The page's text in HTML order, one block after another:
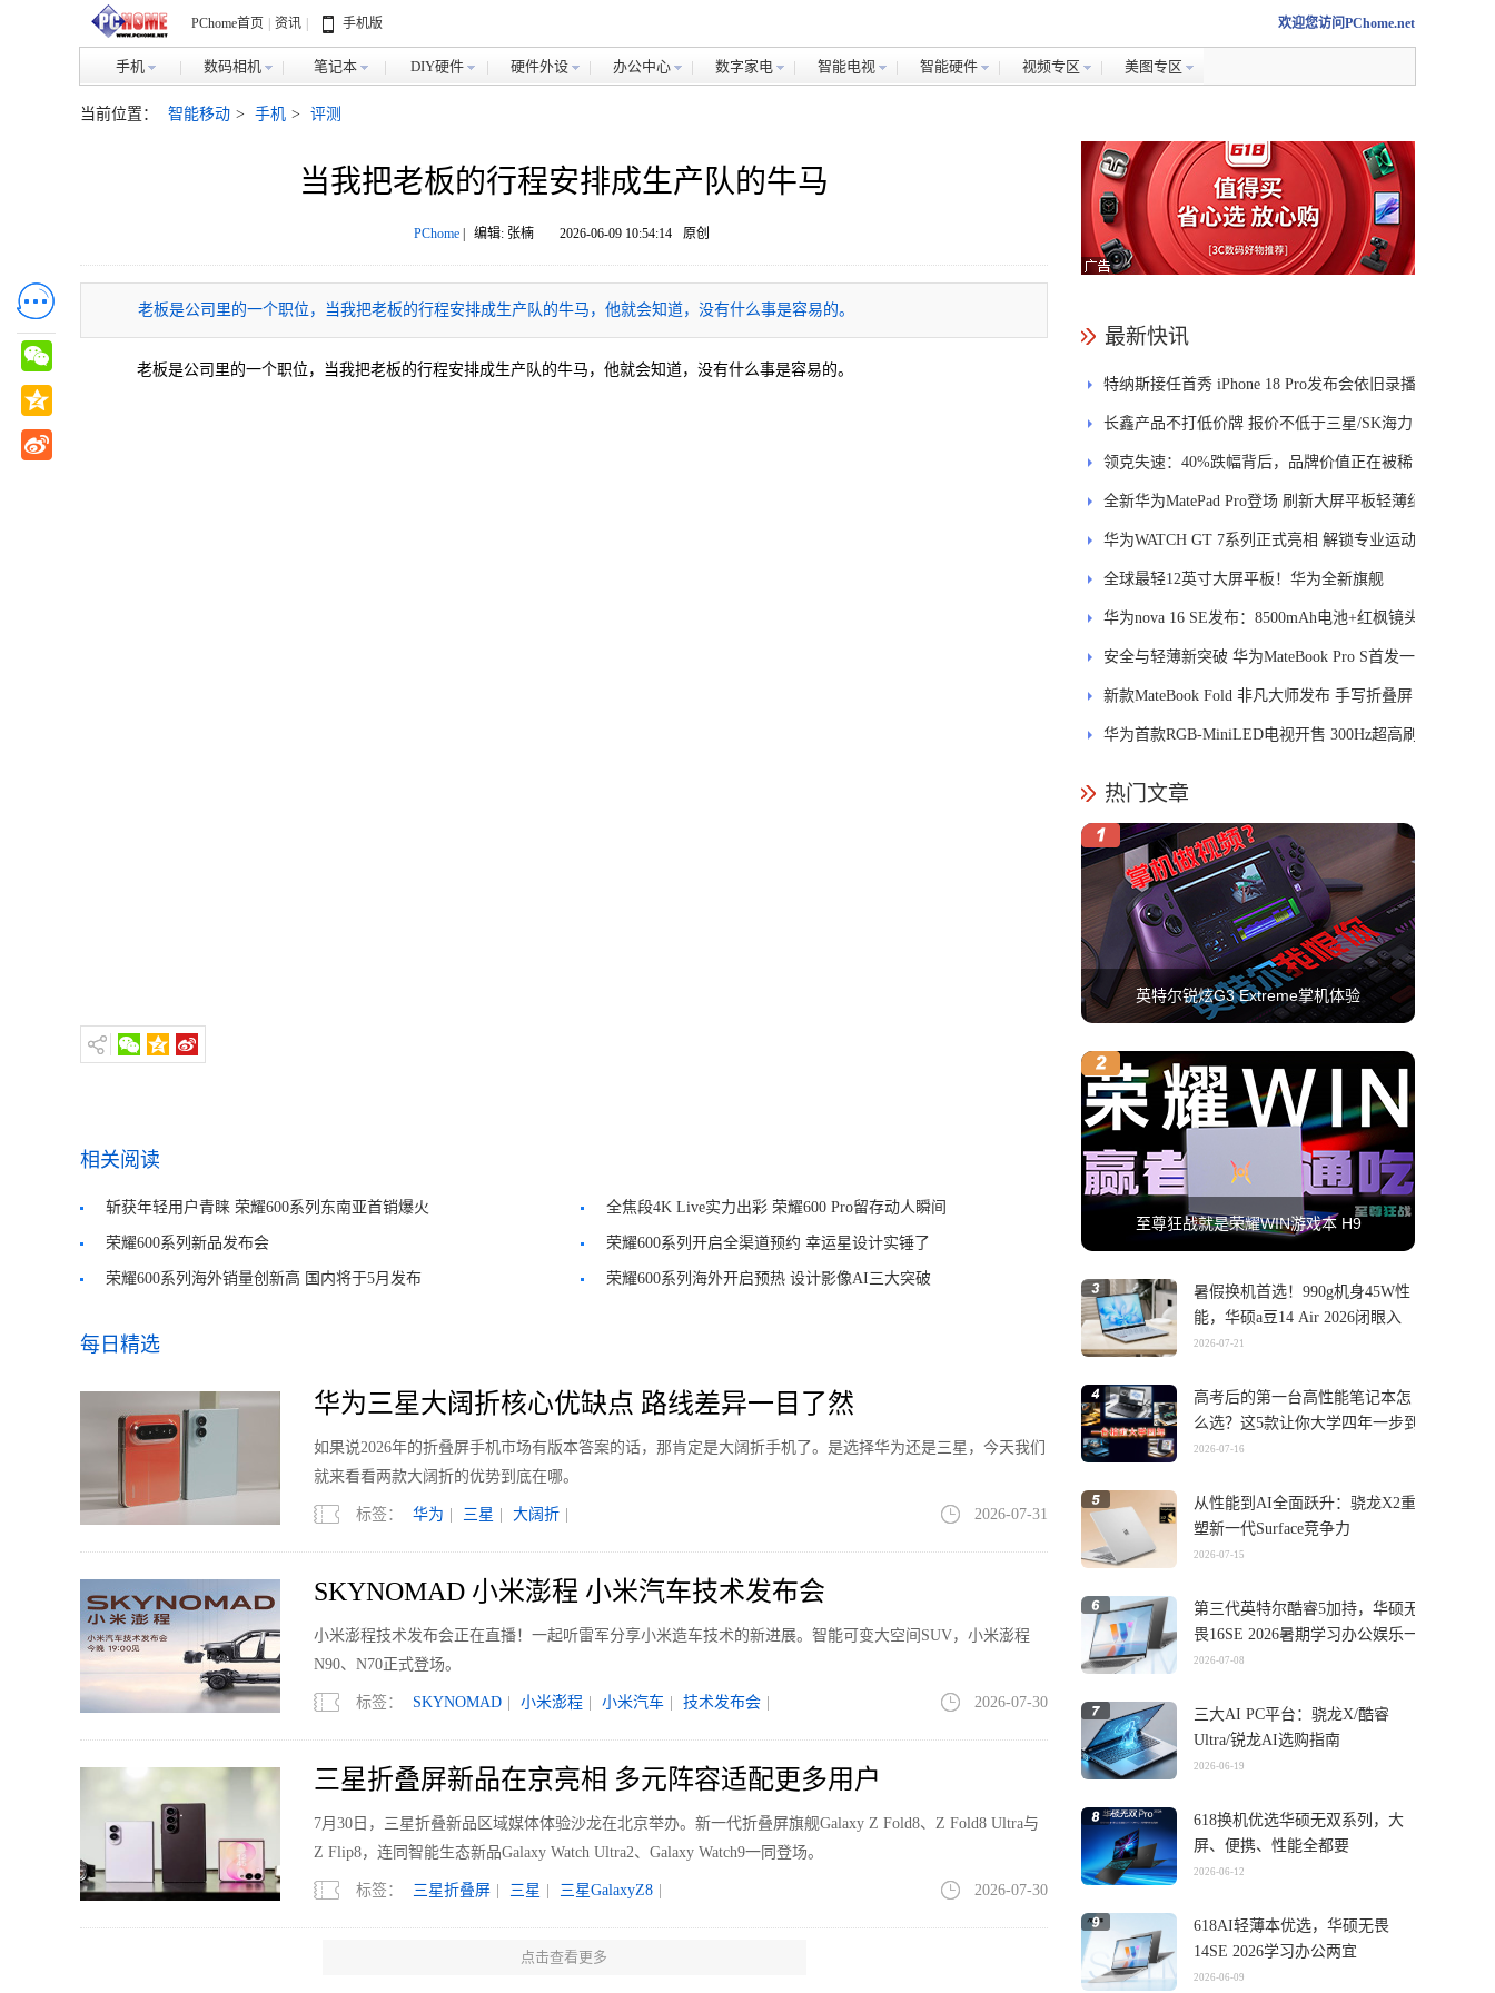
PChome首页 资讯 手机版 欢迎您访问PChome.net
手机 数码相机 笔记本 DIY硬件 硬件外设 办公中心 数字家电 智能电视 智能硬件 视频专区 美图专区
当前位置： 智能移动 > 手机 > 评测
当我把老板的行程安排成生产队的牛马
PChome| 编辑: 张楠 2026-06-09 10:54:14 原创
老板是公司里的一个职位，当我把老板的行程安排成生产队的牛马，他就会知道，没有什么事是容易的。
老板是公司里的一个职位，当我把老板的行程安排成生产队的牛马，他就会知道，没有什么事是容易的。
相关阅读
斩获年轻用户青睐 荣耀600系列东南亚首销爆火 全焦段4K Live实力出彩 荣耀600 Pro留存动人瞬间
荣耀600系列新品发布会 荣耀600系列开启全渠道预约 幸运星设计实锤了
荣耀600系列海外销量创新高 国内将于5月发布 荣耀600系列海外开启预热 设计影像AI三大突破
每日精选
华为三星大阔折核心优缺点 路线差异一目了然
如果说2026年的折叠屏手机市场有版本答案的话，那肯定是大阔折手机了。是选择华为还是三星，今天我们
就来看看两款大阔折的优势到底在哪。
标签： 华为 三星 大阔折 2026-07-31
SKYNOMAD 小米澎程 小米汽车技术发布会
小米澎程技术发布会正在直播！一起听雷军分享小米造车技术的新进展。智能可变大空间SUV，小米澎程
N90、N70正式登场。
标签： SKYNOMAD 小米澎程 小米汽车 技术发布会 2026-07-30
三星折叠屏新品在京亮相 多元阵容适配更多用户
7月30日，三星折叠新品区域媒体体验沙龙在北京举办。新一代折叠屏旗舰Galaxy Z Fold8、Z Fold8 Ultra与
Z Flip8，连同智能生态新品Galaxy Watch Ultra2、Galaxy Watch9一同登场。
标签： 三星折叠屏 三星 三星GalaxyZ8 2026-07-30
一台手机能不能打职业？骁龙用七项数据回答了这个问题
点击查看更多
最新快讯
特纳斯接任首秀 iPhone 18 Pro发布会依旧录播
长鑫产品不打低价牌 报价不低于三星/SK海力
士
领克失速：40%跌幅背后，品牌价值正在被稀
释
全新华为MatePad Pro登场 刷新大屏平板轻薄纪
录
华为WATCH GT 7系列正式亮相 解锁专业运动
新体验
全球最轻12英寸大屏平板！华为全新旗舰
MatePad Pro正式发布
华为nova 16 SE发布：8500mAh电池+红枫镜头
安全与轻薄新突破 华为MateBook Pro S首发一
区双像素技术防窥屏
新款MateBook Fold 非凡大师发布 手写折叠屏
引领PC交互新体验
华为首款RGB-MiniLED电视开售 300Hz超高刷
热门文章
英特尔锐炫G3 Extreme掌机体验
至尊狂战就是荣耀WIN游戏本 H9
暑假换机首选！990g机身45W性
能，华硕a豆14 Air 2026闭眼入
2026-07-21
高考后的第一台高性能笔记本怎
么选？这5款让你大学四年一步到
位
2026-07-16
从性能到AI全面跃升：骁龙X2重
塑新一代Surface竞争力
2026-07-15
第三代英特尔酷睿5加持，华硕无
畏16SE 2026暑期学习办公娱乐一
机搞定
2026-07-08
三大AI PC平台：骁龙X/酷睿
Ultra/锐龙AI选购指南
2026-06-19
618换机优选华硕无双系列，大
屏、便携、性能全都要
2026-06-12
618AI轻薄本优选，华硕无畏
14SE 2026学习办公两宜
2026-06-09